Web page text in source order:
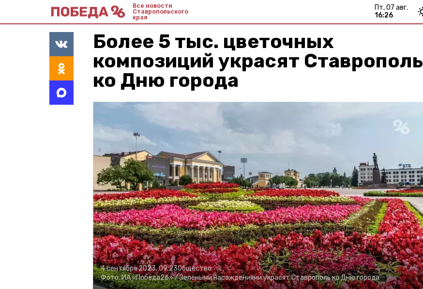
Все новости
Ставропольского
края
пт, 07 авг.
16:26
Более 5 тыс. цветочных
композиций украсят Ставрополь
ко Дню города
4 сентября 2023, 09:23Общество
Фото:ИА «Победа26» /Зелёными насаждениями украсят Ставрополь ко Дню города